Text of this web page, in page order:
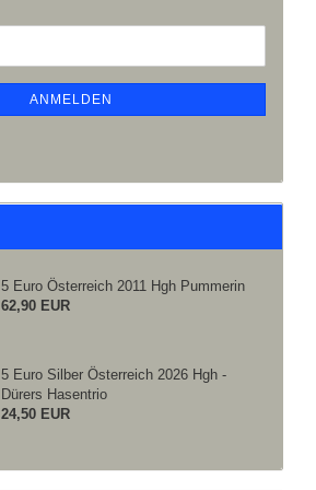
ANMELDEN
5 Euro Österreich 2011 Hgh Pummerin
62,90 EUR
5 Euro Silber Österreich 2026 Hgh -
Dürers Hasentrio
24,50 EUR